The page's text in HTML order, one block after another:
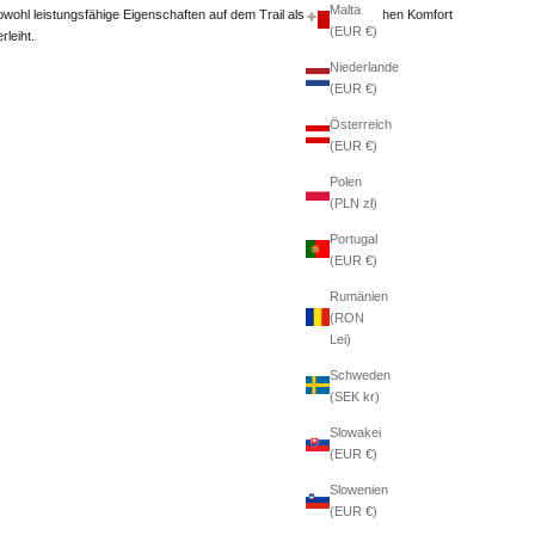
Malta
(EUR €)
Niederlande
(EUR €)
Österreich
(EUR €)
Polen
(PLN zł)
Portugal
(EUR €)
Rumänien
(RON
Lei)
Schweden
(SEK kr)
Slowakei
(EUR €)
Slowenien
(EUR €)
leistungsfähige Eigenschaften auf dem Trail als auch alltäglichen Komfort